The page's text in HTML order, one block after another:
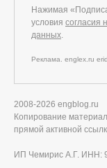
Нажимая
условия согласия
данных.
Реклама. englex.ru
2008-2026 engblog.ru
Копирование
прямой активной
ИП Чемирис А.Г. ИНН: